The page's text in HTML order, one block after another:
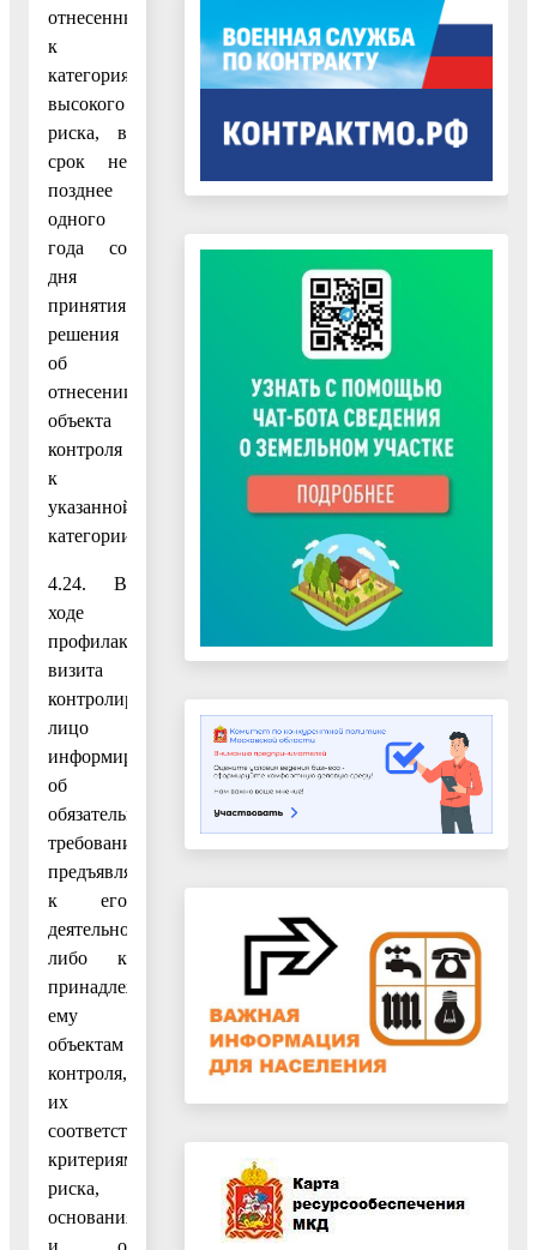
отнесенных
к
категориям
высокого
риска, в
срок не
позднее
одного
года со
дня
принятия
решения
об
отнесении
объекта
контроля
к
указанной
категории.
4.24. В
ходе
профилактического
визита
контролируемое
лицо
информируется
об
обязательных
требованиях,
предъявляемых
к его
деятельности
либо к
принадлежащим
ему
объектам
контроля,
их
соответствии
критериям
риска,
основаниях
и о